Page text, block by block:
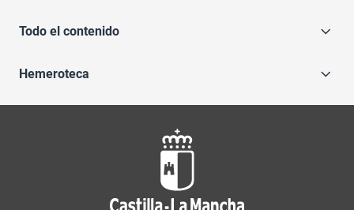
Todo el contenido
Hemeroteca